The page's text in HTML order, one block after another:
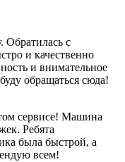
Обратилась с
и качественно
и внимательное
обращаться сюда!
сервисе! Машина
Ребята
была быстрой, а
всем!